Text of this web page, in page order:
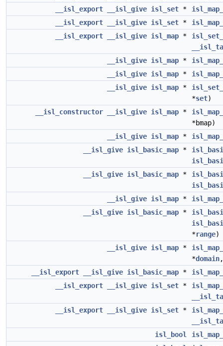
__isl_export
__isl_give isl_set *
__isl_export
__isl_give isl_set *
__isl_export
__isl_give isl_map *
__isl_give isl_map *
__isl_give isl_map *
__isl_give isl_map *
*set)
__isl_constructor
__isl_give isl_map *
*bmap)
__isl_give isl_map *
__isl_give isl_basic_map *
__isl_give isl_basic_map *
__isl_give isl_map *
__isl_give isl_basic_map *
*range)
__isl_give isl_map *
*domain
__isl_export
__isl_give isl_basic_map *
__isl_export
__isl_give isl_set *
__isl_export
__isl_give isl_set *
isl_bool